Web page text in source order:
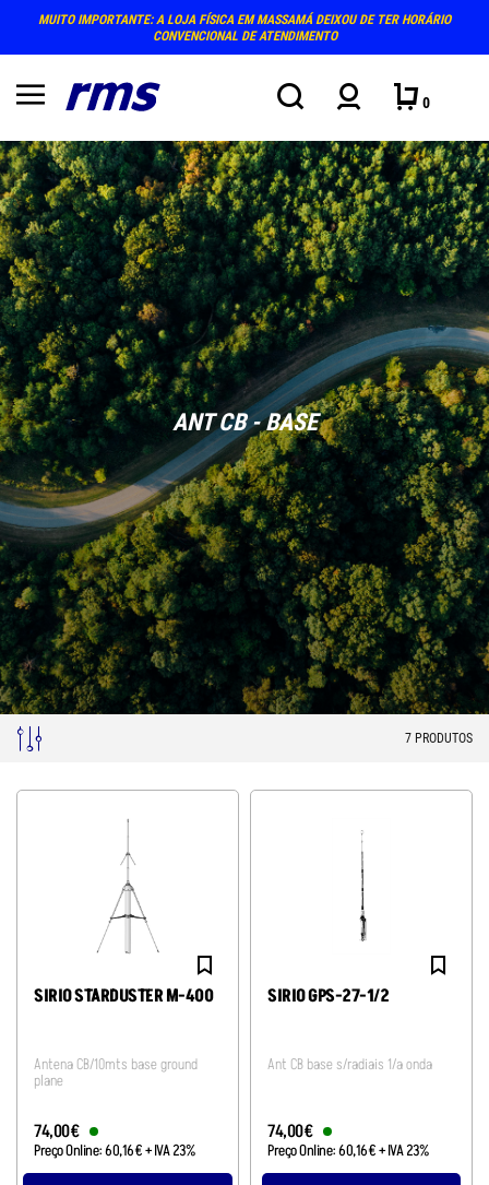
MUITO IMPORTANTE: A LOJA FÍSICA EM MASSAMÁ DEIXOU DE TER HORÁRIO
CONVENCIONAL DE ATENDIMENTO
0
ANT CB - BASE
7PRODUTOS
SIRIO STARDUSTER M-400
Antena CB/10mts base ground
plane
74,00€
Preço Online:60,16€+ IVA 23%
SIRIO GPS-27-1/2
Ant CB base s/radiais 1/a onda
74,00€
Preço Online:60,16€+ IVA 23%